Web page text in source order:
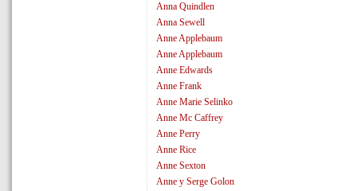
Anna Quindlen
Anna Sewell
Anne Applebaum
Anne Applebaum
Anne Edwards
Anne Frank
Anne Marie Selinko
Anne Mc Caffrey
Anne Perry
Anne Rice
Anne Sexton
Anne y Serge Golon